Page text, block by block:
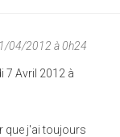
04/2012 à 0h24
7 Avril 2012 à
que j'ai toujours